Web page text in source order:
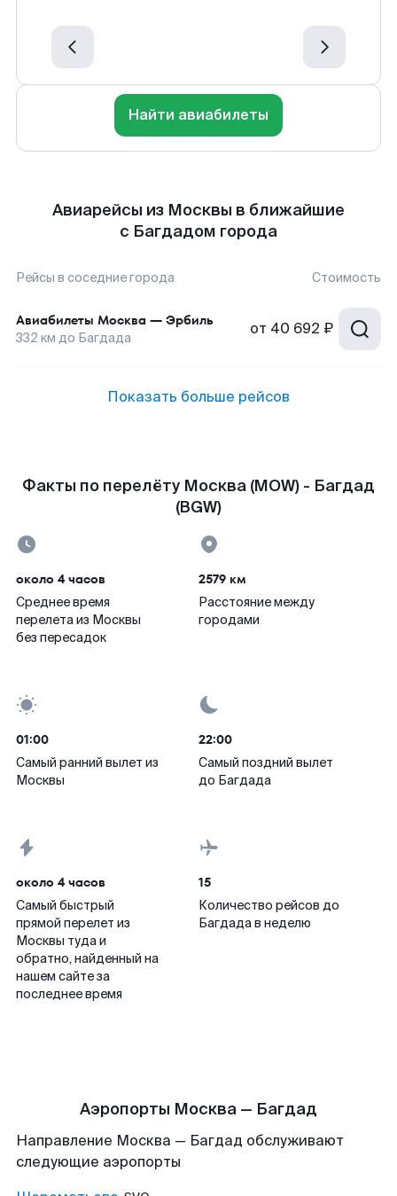
Найти авиабилеты
Авиарейсы из Москвы в ближайшие
с Багдадом города
Рейсы в соседние города Стоимость
Авиабилеты Москва — Эрбиль
332 км до Багдада от 40 692 ₽
Показать больше рейсов
Факты по перелёту Москва (MOW) - Багдад
(BGW)
около 4 часов
Среднее время
перелета из Москвы
без пересадок
2579 км
Расстояние между
городами
01:00
Самый ранний вылет из
Москвы
22:00
Самый поздний вылет
до Багдада
около 4 часов
Самый быстрый
прямой перелет из
Москвы туда и
обратно, найденный на
нашем сайте за
последнее время
15
Количество рейсов до
Багдада в неделю
Аэропорты Москва — Багдад
Направление Москва — Багдад обслуживают
следующие аэропорты